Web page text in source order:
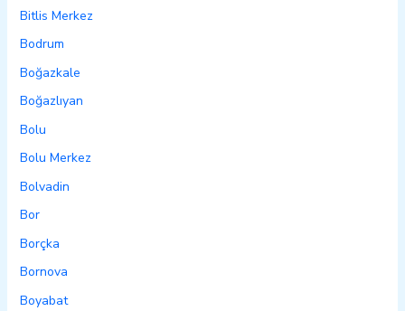
Bitlis Merkez
Bodrum
Boğazkale
Boğazlıyan
Bolu
Bolu Merkez
Bolvadin
Bor
Borçka
Bornova
Boyabat